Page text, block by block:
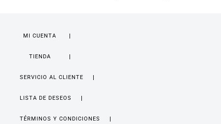
MI CUENTA
TIENDA
SERVICIO AL CLIENTE
LISTA DE DESEOS
TÉRMINOS Y CONDICIONES